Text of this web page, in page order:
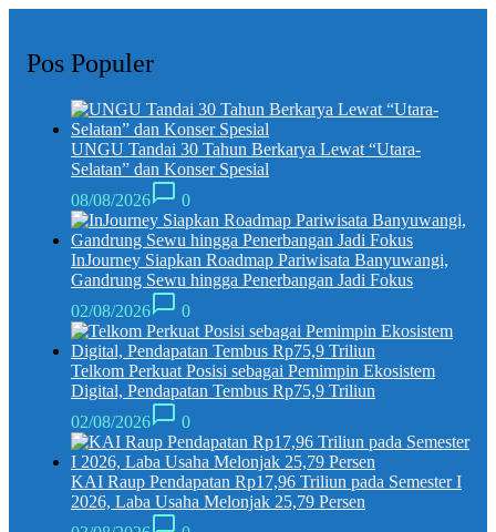
Pos Populer
UNGU Tandai 30 Tahun Berkarya Lewat “Utara-
Selatan” dan Konser Spesial
08/08/2026
0
InJourney Siapkan Roadmap Pariwisata Banyuwangi,
Gandrung Sewu hingga Penerbangan Jadi Fokus
02/08/2026
0
Telkom Perkuat Posisi sebagai Pemimpin Ekosistem
Digital, Pendapatan Tembus Rp75,9 Triliun
02/08/2026
0
KAI Raup Pendapatan Rp17,96 Triliun pada Semester I
2026, Laba Usaha Melonjak 25,79 Persen